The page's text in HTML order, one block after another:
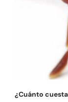
¿Cuánto